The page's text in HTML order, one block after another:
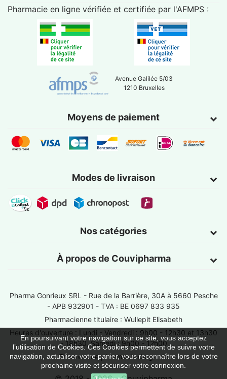
Pharmacie en ligne vérifiée et certifiée par l'AFMPS :
Avenue Galilée 5/03
1210 Bruxelles
Moyens de paiement
Modes de livraison
Nos catégories
À propos de Couvipharma
En poursuivant votre navigation sur ce site, vous acceptez
l’utilisation de Cookies. Ces Cookies permettent de suivre votre
navigation, actualiser votre panier, vous reconnaître lors de votre
prochaine visite et sécuriser votre connexion.
Pharma Gonrieux SRL - Rue de la Barrière, 30A à 5660 Pesche
- APB 932901 - TVA : BE 0697 833 935
Pharmacienne titulaire : Wullepit Elisabeth
Heures d'ouverture : Lundi - Vendredi : 9h00 - 12h30 et 13h30
- 18h30, Samedi : 9h00 - 12h00
Trouver une pharmacie de garde